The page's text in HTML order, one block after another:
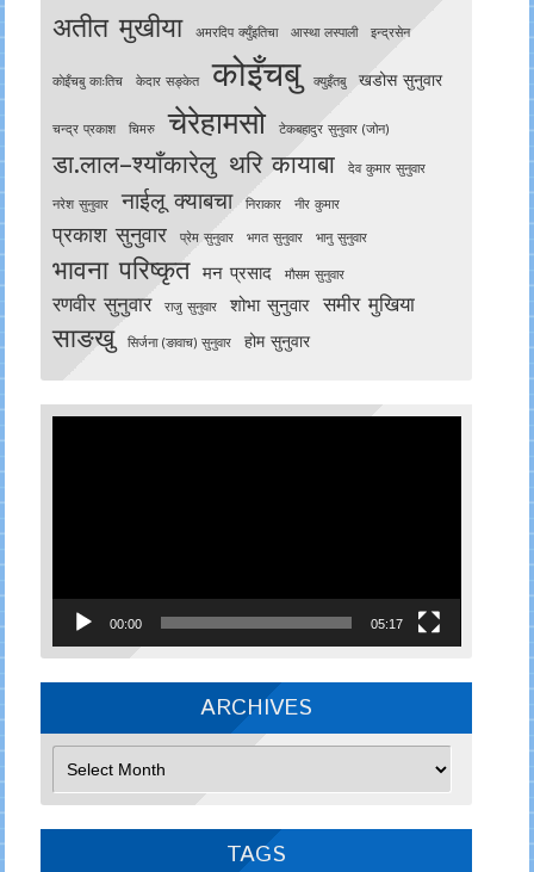
अतीत मुखीया अमरदिप क्युँइतिचा आस्था लस्पाली इन्द्रसेन
काेइँचबु काःतिच केदार सङ्केत कोइँचबु क्युइँतबु खडोस सुनुवार
चन्द्र प्रकाश चिमरु चेरेहामसो टेकबहादुर सुनुवार (जोन)
डा.लाल–श्याँकारेलु थरि कायाबा देव कुमार सुनुवार
नरेश सुनुवार नाईलू क्याबचा निराकार नीर कुमार
प्रकाश सुनुवार प्रेम सुनुवार भगत सुनुवार भानु सुनुवार
भावना परिष्कृत मन प्रसाद मौसम सुनुवार
रणवीर सुनुवार राजु सुनुवार शोभा सुनुवार समीर मुखिया
साङखु सिर्जना (ङावाच) सुनुवार होम सुनुवार
00:00 05:17
ARCHIVES
TAGS